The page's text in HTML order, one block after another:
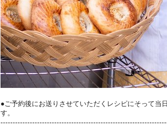
●ご予約後にお送りさせていただくレシピにそって当
す。
---------------------------------------------------------